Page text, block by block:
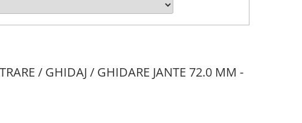
/ GHIDAJ / GHIDARE JANTE 72.0 MM -